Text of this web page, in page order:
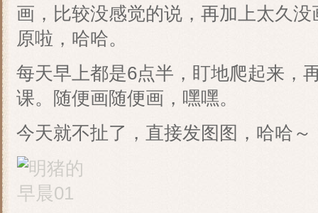
画，比较没感觉的说，再加上太久
原啦，哈哈。
每天早上都是6点半，盯地爬起来，
课。随便画随便画，嘿嘿。
今天就不扯了，直接发图图，哈哈～